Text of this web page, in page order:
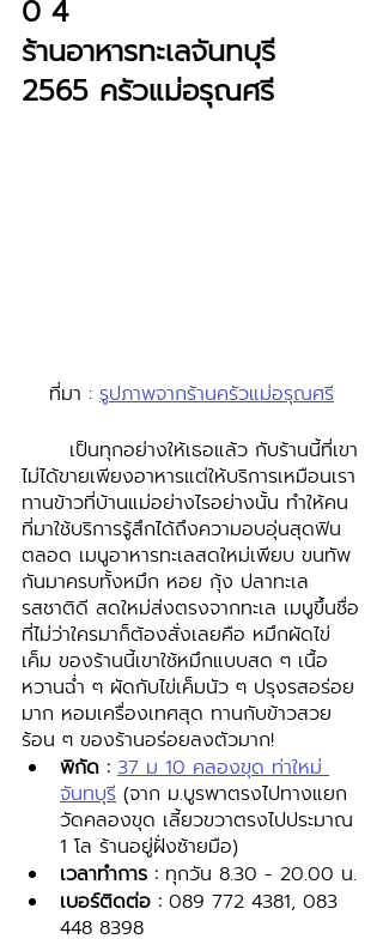
0 4
ร้านอาหารทะเลจันทบุรี
2565 ครัวแม่อรุณศรี
ที่มา : รูปภาพจากร้านครัวแม่อรุณศรี
ไม่ได้ขายเพียงอาหารแต่ให้บริการเหมือนเรา
ทานข้าวที่บ้านแม่อย่างไรอย่างนั้น ทำให้คน
ที่มาใช้บริการรู้สึกได้ถึงความอบอุ่นสุดฟิน
ตลอด เมนูอาหารทะเลสดใหม่เพียบ ขนทัพ
กันมาครบทั้งหมึก หอย กุ้ง ปลาทะเล
รสชาติดี สดใหม่ส่งตรงจากทะเล เมนูขึ้นชื่อ
ที่ไม่ว่าใครมาก็ต้องสั่งเลยคือ หมึกผัดไข่
เค็ม ของร้านนี้เขาใช้หมึกแบบสด ๆ เนื้อ
หวานฉ่ำ ๆ ผัดกับไข่เค็มนัว ๆ ปรุงรสอร่อย
มาก หอมเครื่องเทศสุด ทานกับข้าวสวย
ร้อน ๆ ของร้านอร่อยลงตัวมาก!
พิกัด : 37 ม 10 คลองขุด ท่าใหม่
จันทบุรี (จาก ม.บูรพาตรงไปทางแยก
วัดคลองขุด เลี้ยวขวาตรงไปประมาณ
1 โล ร้านอยู่ฝั่งซ้ายมือ)
เวลาทำการ : ทุกวัน 8.30 - 20.00 น.
เบอร์ติดต่อ : 089 772 4381, 083
448 8398